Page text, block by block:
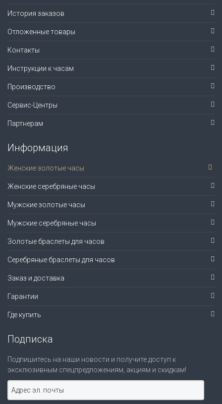
История заказов
Отложенные товары
Контакты
Инструкции к часам
Производство
Сервис-Центры
Партнерам
Информация
Женские золотые часы
Женские серебряные часы
Мужские золотые часы
Мужские серебряные часы
Золотые браслеты для часов
Серебряные браслеты для часов
Заказ и доставка
Гарантии
Где купить
Подписка
Подпишитесь на наши новости и получите доступ к
эксклюзивным спецпредложениям, акциям и скидкам!